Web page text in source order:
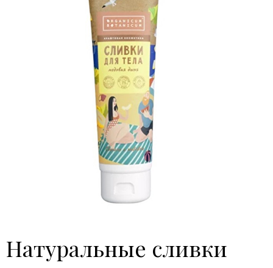
Натуральные сливки